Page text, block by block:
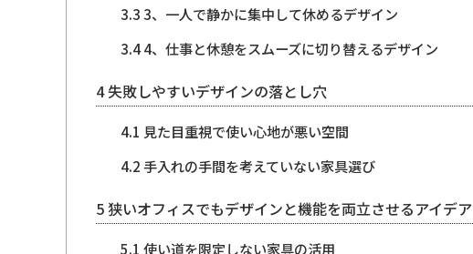
3.3 3、一人で静かに集中して休めるデザイン
3.44、仕事と休憩をスムーズに切り替えるデザイン
4失敗しやすいデザインの落とし穴
4.1 見た目重視で使い心地が悪い空間
4.2手入れの手間を考えていない家具選び
5狭いオフィスでもデザインと機能を両立させるアイデア
5.1 使い道を限定しない家具の活用